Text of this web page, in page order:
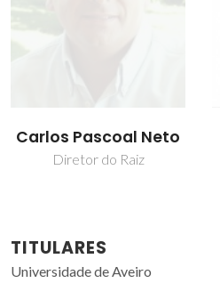
Carlos Pascoal Neto
Diretor do Raiz
TITULARES
Universidade de Aveiro